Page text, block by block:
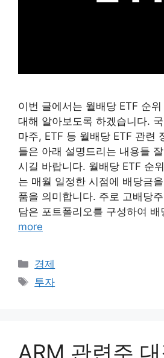
이번 글에서는 월배당 ETF 순
대해 알아보도록 하겠습니다.
마주, ETF 등 월배당 ETF 관련
들은 아래 설명드리는 내용들
시길 바랍니다. 월배당 ETF 순
는 매월 일정한 시점에 배당금
품을 의미합니다. 주로 고배당
담은 포트폴리오를 구성하여
more
Categories
경제
Tags
투자
ARM 관련주